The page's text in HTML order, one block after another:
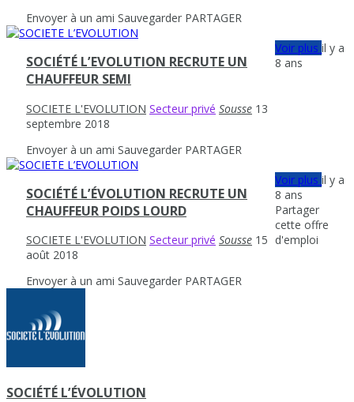
Envoyer à un ami Sauvegarder PARTAGER
SOCIÉTÉ L’EVOLUTION RECRUTE UN
CHAUFFEUR SEMI
SOCIETE L'EVOLUTION Secteur privé Sousse 13
septembre 2018
Envoyer à un ami Sauvegarder PARTAGER
Voir plusil y a
8 ans
SOCIÉTÉ L’ÉVOLUTION RECRUTE UN
CHAUFFEUR POIDS LOURD
SOCIETE L'EVOLUTION Secteur privé Sousse 15
août 2018
Envoyer à un ami Sauvegarder PARTAGER
Voir plusil y a
8 ans
Partager
cette offre
d'emploi
SOCIÉTÉ L’ÉVOLUTION